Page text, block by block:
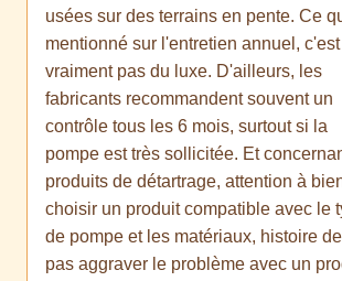
usées sur des terrains en pente. Ce
mentionné sur l'entretien annuel, c'est
vraiment pas du luxe. D'ailleurs, les
fabricants recommandent souvent un
contrôle tous les 6 mois, surtout si la
pompe est très sollicitée. Et
produits de détartrage, attention à
choisir un produit compatible avec le
de pompe et les matériaux, histoire
pas aggraver le problème avec un